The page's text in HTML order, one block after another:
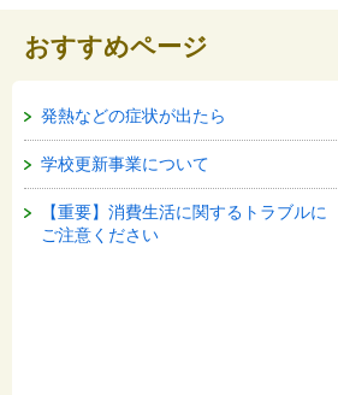
おすすめページ
発熱などの症状が出たら
学校更新事業について
【重要】消費生活に関するトラブルに
ご注意ください